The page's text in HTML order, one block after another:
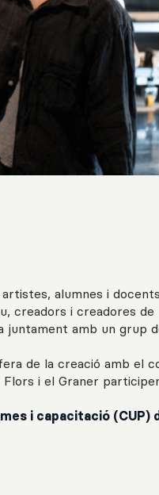
alumnes i
creadors i creadores de
juntament amb un grup
de la creació amb el
i el Graner
i capacitació (CUP)